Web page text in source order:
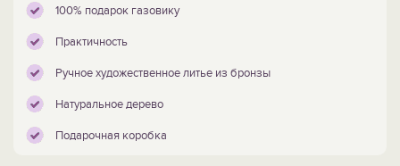
100% подарок газовику
Практичность
Ручное художественное литье из бронзы
Натуральное дерево
Подарочная коробка